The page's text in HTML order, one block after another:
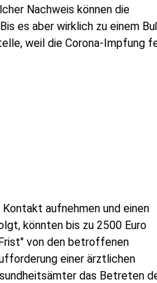
Nachweis können die
es aber wirklich zu einem
weil die Corona-Impfung
aufnehmen und einen
könnten bis zu 2500 Euro
von den betroffenen
einer ärztlichen
das Betreten